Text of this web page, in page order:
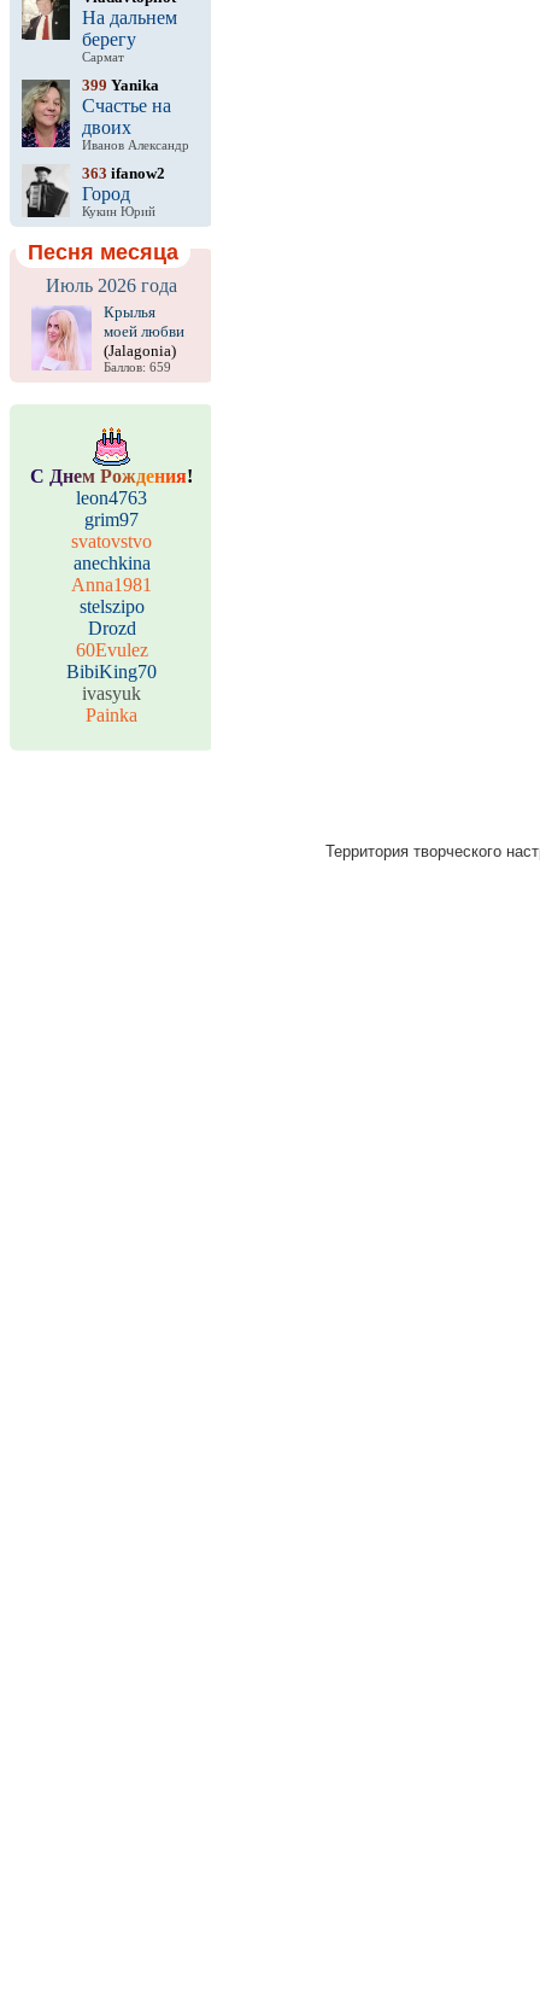
На дальнем
берегу
Сармат
399 Yanika
Счастье на
двоих
Иванов Александр
363 ifanow2
Город
Кукин Юрий
Песня месяца
Июль 2026 года
Крылья
моей любви
(Jalagonia)
Баллов: 659
С Днем Рождения!
leon4763
grim97
svatovstvo
anechkina
Anna1981
stelszipo
Drozd
60Evulez
BibiKing70
ivasyuk
Painka
Территория творческого